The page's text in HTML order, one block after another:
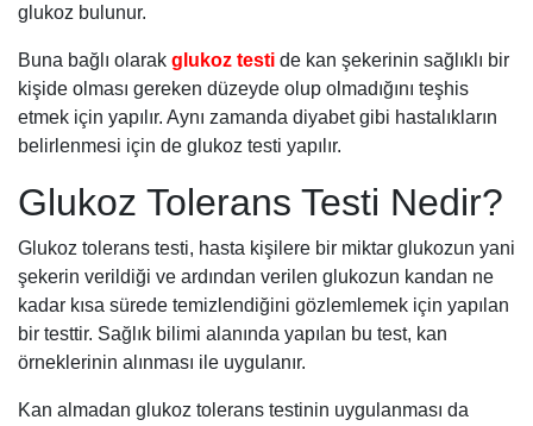
glukoz bulunur.
Buna bağlı olarak glukoz testi de kan şekerinin sağlıklı bir
kişide olması gereken düzeyde olup olmadığını teşhis
etmek için yapılır. Aynı zamanda diyabet gibi hastalıkların
belirlenmesi için de glukoz testi yapılır.
Glukoz Tolerans Testi Nedir?
Glukoz tolerans testi, hasta kişilere bir miktar glukozun yani
şekerin verildiği ve ardından verilen glukozun kandan ne
kadar kısa sürede temizlendiğini gözlemlemek için yapılan
bir testtir. Sağlık bilimi alanında yapılan bu test, kan
örneklerinin alınması ile uygulanır.
Kan almadan glukoz tolerans testinin uygulanması da